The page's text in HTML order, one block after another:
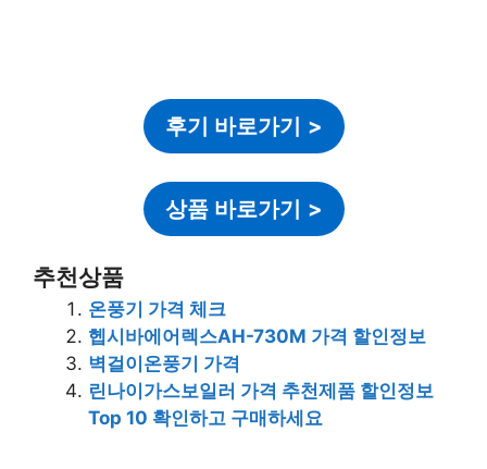
후기 바로가기 >
상품 바로가기 >
추천상품
온풍기 가격 체크
헵시바에어렉스AH-730M 가격 할인정보
벽걸이온풍기 가격
린나이가스보일러 가격 추천제품 할인정보
Top 10 확인하고 구매하세요